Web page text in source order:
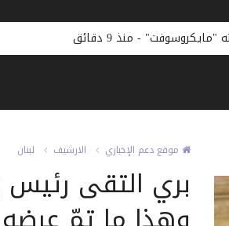
"مايكروسوفت" - منذ 9 دقائق
موقع دعم الإخباري الارشيف لبنان
بري التقى